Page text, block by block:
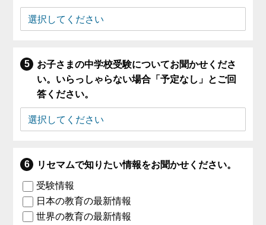
お子さまの中学校受験についてお聞かせくださ
い。いらっしゃらない場合「予定なし」とご回
答ください。
リセマムで知りたい情報をお聞かせください。
受験情報
日本の教育の最新情報
世界の教育の最新情報